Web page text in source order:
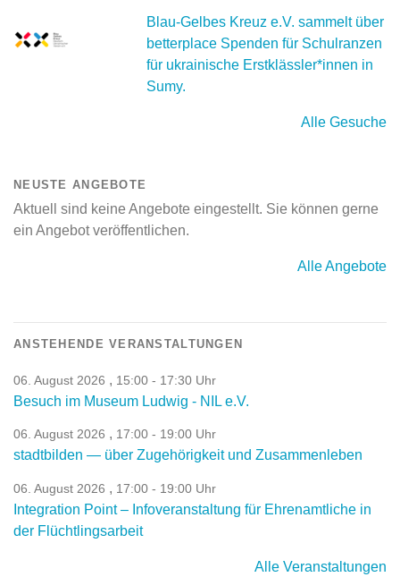
Blau-Gelbes Kreuz e.V. sammelt über
betterplace Spenden für Schulranzen
für ukrainische Erstklässler*innen in
Sumy.
Alle Gesuche
NEUSTE ANGEBOTE
Aktuell sind keine Angebote eingestellt. Sie können gerne
ein Angebot veröffentlichen.
Alle Angebote
ANSTEHENDE VERANSTALTUNGEN
06. August 2026 , 15:00 - 17:30 Uhr
Besuch im Museum Ludwig - NIL e.V.
06. August 2026 , 17:00 - 19:00 Uhr
stadtbilden — über Zugehörigkeit und Zusammenleben
06. August 2026 , 17:00 - 19:00 Uhr
Integration Point – Infoveranstaltung für Ehrenamtliche in
der Flüchtlingsarbeit
Alle Veranstaltungen